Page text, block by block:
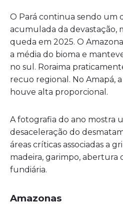
O Pará continua sendo um
acumulada da devastação,
queda em 2025. O
a média do bioma e
no sul. Roraima
recuo regional. No Amapá,
houve alta proporcional.
A fotografia do ano mostra
desaceleração do
áreas críticas associadas a
madeira, garimpo, abertura
fundiária.
Amazonas